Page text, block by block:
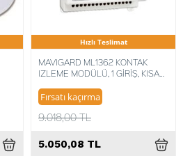
Hızlı Teslimat
MAVIGARD ML1362 KONTAK
IZLEME MODÜLÜ, 1 GİRİŞ, KISA
Fırsatı kaçırma
9.018,00 TL
5.050,08 TL